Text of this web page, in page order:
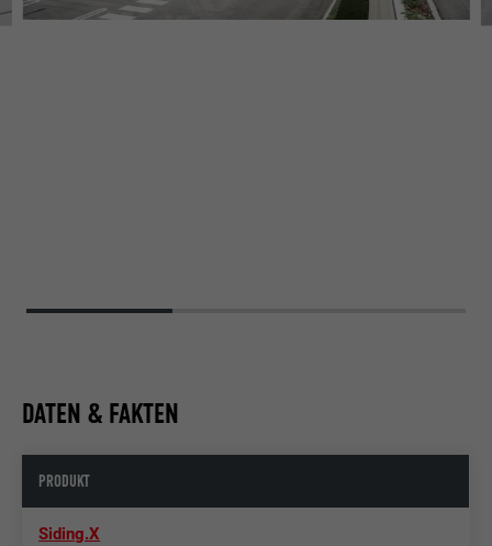
DATEN & FAKTEN
PRODUKT
Siding.X